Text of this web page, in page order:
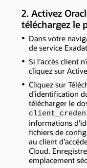
2. Activez
téléchargez le
Dans votre
de service
Si l’accès client
cliquez sur
Cliquez sur
d’identification
télécharger le
informations
fichiers de
au client
Cloud.
emplacement